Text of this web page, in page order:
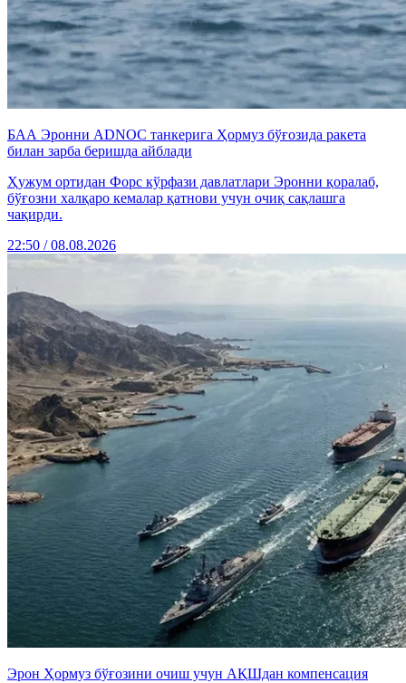
БАА Эронни ADNOC танкерига Ҳормуз бўғозида ракета
билан зарба беришда айблади
Ҳужум ортидан Форс кўрфази давлатлари Эронни қоралаб,
бўғозни халқаро кемалар қатнови учун очиқ сақлашга
чақирди.
22:50 / 08.08.2026
Эрон Ҳормуз бўғозини очиш учун АҚШдан компенсация